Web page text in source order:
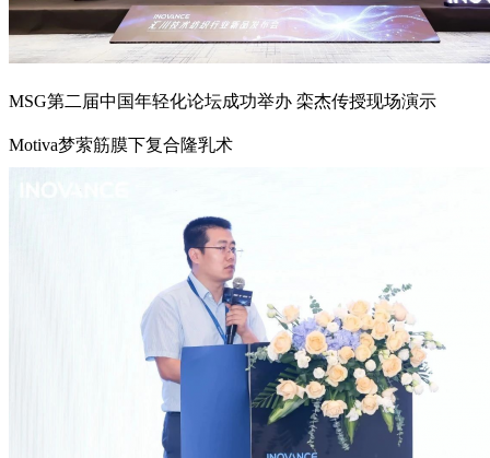
MSG第二届中国年轻化论坛成功举办 栾杰传授现场演示
Motiva梦萦筋膜下复合隆乳术